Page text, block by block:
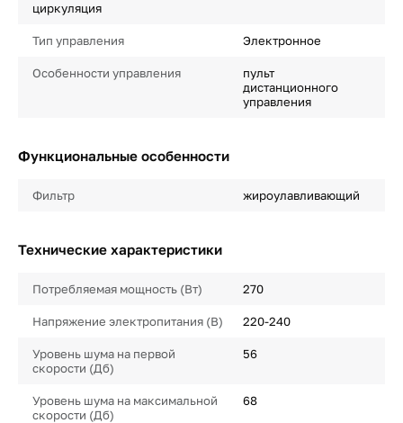
циркуляция
Тип управления Электронное
Особенности управления
пульт
дистанционного
управления
Функциональные особенности
Фильтр жироулавливающий
Технические характеристики
Потребляемая мощность (Вт) 270
Напряжение электропитания (В) 220-240
Уровень шума на первой
скорости (Дб)
56
Уровень шума на максимальной
скорости (Дб)
68